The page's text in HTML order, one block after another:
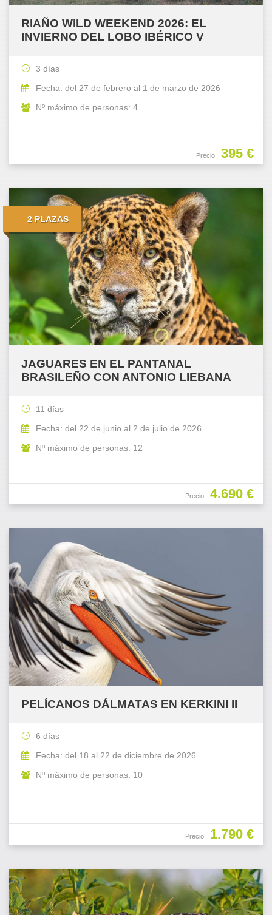
RIAÑO WILD WEEKEND 2026: EL
INVIERNO DEL LOBO IBÉRICO V
Precio 395 €
3 días
Fecha: del 27 de febrero al 1 de marzo de 2026
Nº máximo de personas: 4
2 PLAZAS
JAGUARES EN EL PANTANAL
BRASILEÑO CON ANTONIO LIEBANA
Precio 4.690 €
11 días
Fecha: del 22 de junio al 2 de julio de 2026
Nº máximo de personas: 12
PELÍCANOS DÁLMATAS EN KERKINI II
Precio 1.790 €
6 días
Fecha: del 18 al 22 de diciembre de 2026
Nº máximo de personas: 10